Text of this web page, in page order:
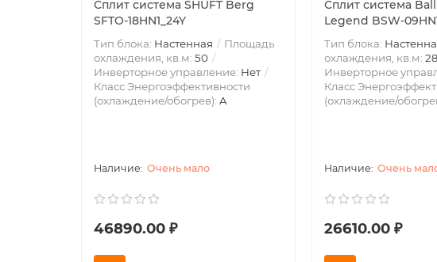
Сплит система SHUFT Berg
SFTO-18HN1_24Y
Тип блока: Настенная
Площадь
охлаждения, кв.м: 50
Инверторное управление: Нет
Класс Энергоэффективности
(охлаждение/обогрев): A
Очень мало
46890.00 ₽
Сплит система
Legend BSW-
Тип блока:
охлаждения, кв.м: 28
Инверторное
Класс
(охлаждение/
Очень
26610.00 ₽